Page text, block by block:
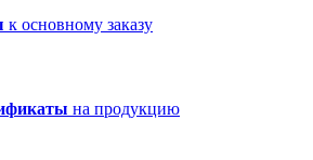
к основному заказу
на продукцию